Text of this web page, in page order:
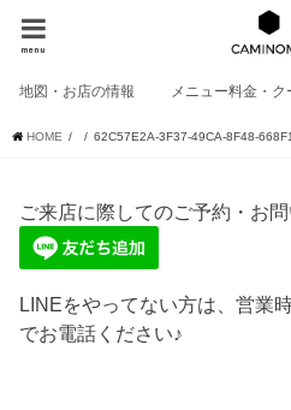
menu
地図・お店の情報 メニュー料金・ク
HOME 62C57E2A-3F37-49CA-8F48-
ご来店に際してのご予約・お
LINEをやってない方は、営業
でお電話ください♪